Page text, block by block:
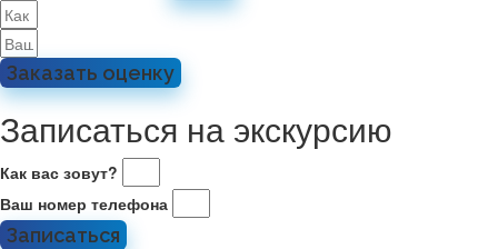
Заказать оценку
Записаться на экскурсию
Как вас зовут?
Ваш номер телефона
Записаться